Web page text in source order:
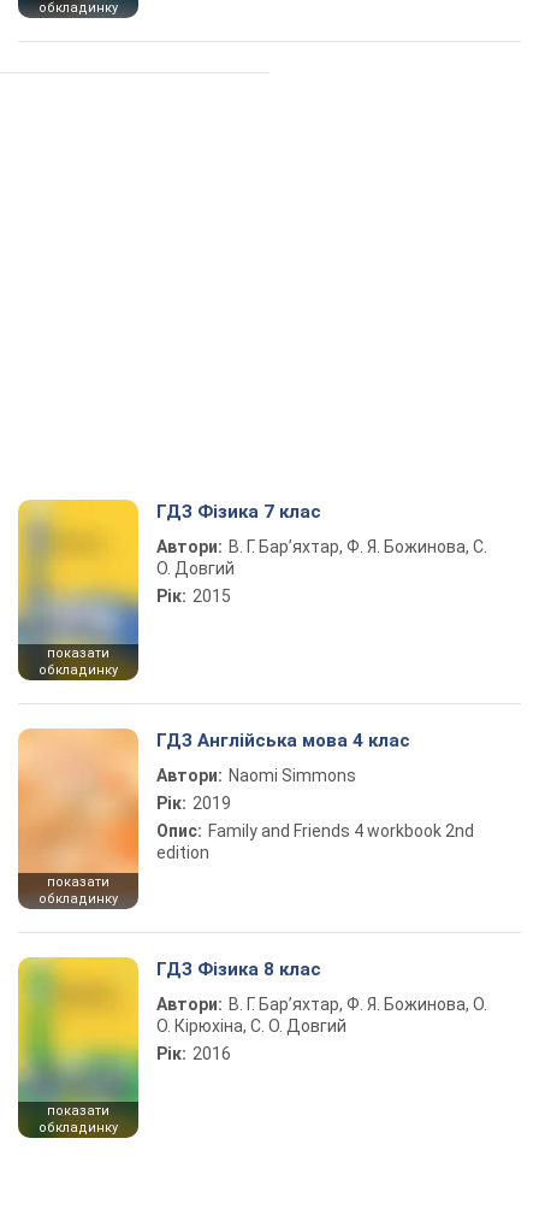
обкладинку
показати
обкладинку
ГДЗ Фізика 7 клас
Автори: В. Г. Бар’яхтар, Ф. Я. Божинова, С.
О. Довгий
Рік: 2015
показати
обкладинку
ГДЗ Англійська мова 4 клас
Автори: Naomi Simmons
Рік: 2019
Опис: Family and Friends 4 workbook 2nd
edition
показати
обкладинку
ГДЗ Фізика 8 клас
Автори: В. Г. Бар’яхтар, Ф. Я. Божинова, О.
О. Кірюхіна, С. О. Довгий
Рік: 2016